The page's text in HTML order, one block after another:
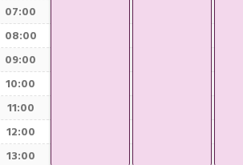
07:00
08:00
09:00
10:00
11:00
12:00
13:00